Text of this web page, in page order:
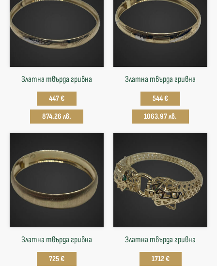
Златна твърда гривнa
447 €
874.26 лв.
Златна твърда гривнa
544 €
1063.97 лв.
Златна твърда гривнa
725 €
Златна твърда гривнa
1712 €